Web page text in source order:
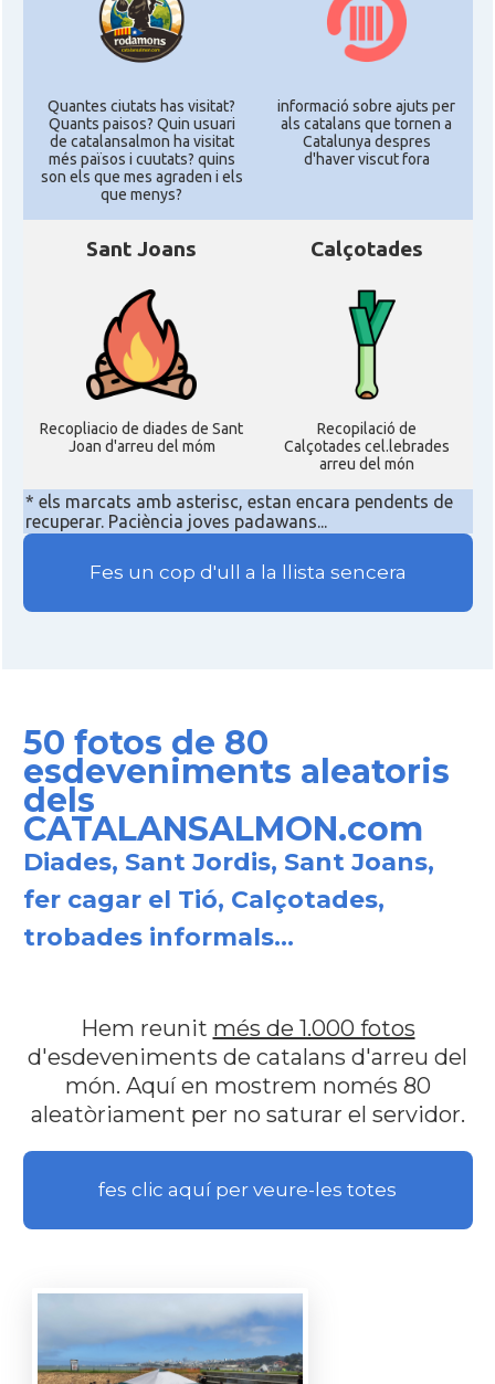
Quantes ciutats has visitat?
Quants paisos? Quin usuari
de catalansalmon ha visitat
més països i cuutats? quins
son els que mes agraden i els
que menys?
informació sobre ajuts per
als catalans que tornen a
Catalunya despres
d'haver viscut fora
Sant Joans
Recopliacio de diades de Sant
Joan d'arreu del móm
Calçotades
Recopilació de
Calçotades cel.lebrades
arreu del món
* els marcats amb asterisc, estan encara pendents de
recuperar. Paciència joves padawans...
Fes un cop d'ull a la llista sencera
50 fotos de 80
esdeveniments aleatoris
dels
CATALANSALMON.com
Diades, Sant Jordis, Sant Joans,
fer cagar el Tió, Calçotades,
trobades informals...
Hem reunit més de 1.000 fotos
d'esdeveniments de catalans d'arreu del
món. Aquí en mostrem només 80
aleatòriament per no saturar el servidor.
fes clic aquí per veure-les totes